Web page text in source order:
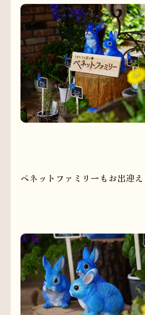
ベネットファミリーもお出迎